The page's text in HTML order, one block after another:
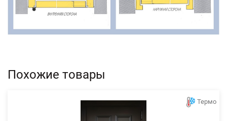
Похожие товары
Термо